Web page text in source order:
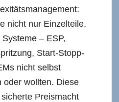
nicht nur Einzelteile,
– ESP,
Start-Stopp-
nicht selbst
oder wollten. Diese
Preismacht